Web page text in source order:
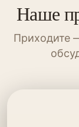
Наше
Приходите